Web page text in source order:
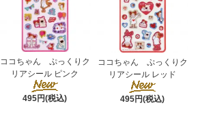
ココちゃん ぷっくりク
リアシール ピンク
495円(税込)
ココちゃん ぷっくりク
リアシール レッド
495円(税込)